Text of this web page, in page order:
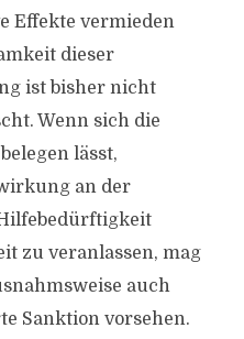
Effekte vermieden
dieser
ist bisher nicht
Wenn sich die
lässt,
an der
zu veranlassen, mag
auch
Sanktion vorsehen.